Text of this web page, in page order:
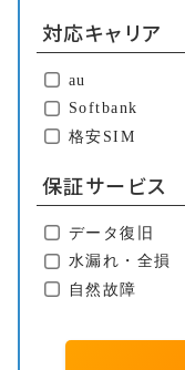
対応キャリア
au
Softbank
格安SIM
保証サービス
データ復旧
水漏れ・全損
自然故障